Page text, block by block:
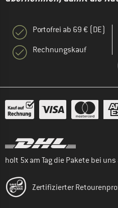
Portofrei ab 69 € (DE)
Rechnungskauf
holt 5x am Tag die Pakete bei uns
Zertifizierter